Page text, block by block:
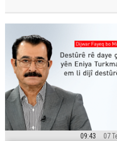
09:43 07